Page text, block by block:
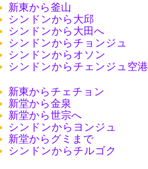
新東から釜山
シンドンから大邱
シンドンから大田へ
シンドンからチョンジュ
シンドンからオソン
シンドンからチェンジュ空港
新東からチェチョン
新堂から金泉
新堂から世宗へ
シンドンからヨンジュ
新堂からグミまで
シンドンからチルゴク